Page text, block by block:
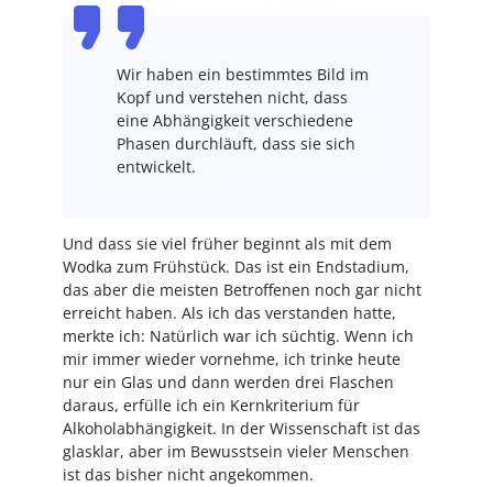
Wir haben ein bestimmtes Bild im
Kopf und verstehen nicht, dass
eine Abhängigkeit verschiedene
Phasen durchläuft, dass sie sich
entwickelt.
Und dass sie viel früher beginnt als mit dem
Wodka zum Frühstück. Das ist ein Endstadium,
das aber die meisten Betroffenen noch gar nicht
erreicht haben. Als ich das verstanden hatte,
merkte ich: Natürlich war ich süchtig. Wenn ich
mir immer wieder vornehme, ich trinke heute
nur ein Glas und dann werden drei Flaschen
daraus, erfülle ich ein Kernkriterium für
Alkoholabhängigkeit. In der Wissenschaft ist das
glasklar, aber im Bewusstsein vieler Menschen
ist das bisher nicht angekommen.